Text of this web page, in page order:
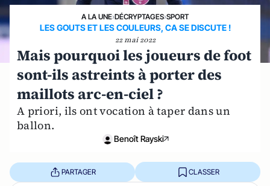
A LA UNE›DÉCRYPTAGES›SPORT
LES GOUTS ET LES COULEURS, CA SE DISCUTE !
22 mai 2022
Mais pourquoi les joueurs de foot
sont-ils astreints à porter des
maillots arc-en-ciel ?
A priori, ils ont vocation à taper dans un
ballon.
Benoît Rayski
PARTAGER CLASSER